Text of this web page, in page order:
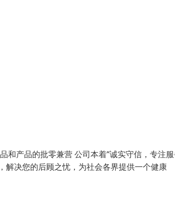
产品的批零兼营 公司本着“诚实守信，专注服
解决您的后顾之忧，为社会各界提供一个健康